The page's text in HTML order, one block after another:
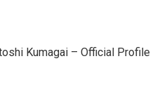
Kumagai – Official Profile